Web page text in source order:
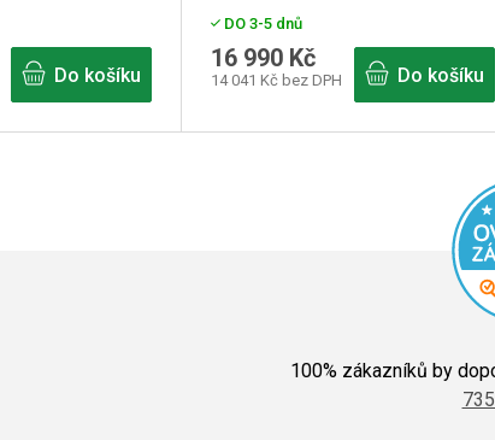
Do košíku
dětská přilba zdarma
DO 3-5 dnů
14 041 Kč bez DPH
16 990 Kč
Do košíku
100% zákazníků by